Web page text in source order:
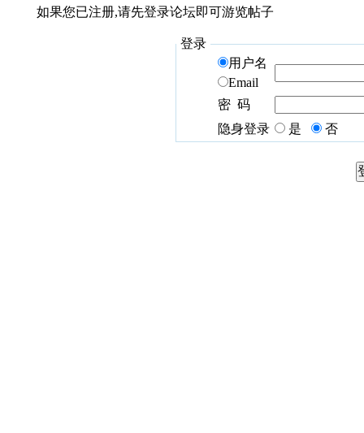
如果您已注册,请先登录论坛即可游览帖子
登录
用户名
Email
密 码
隐身登录
是 否